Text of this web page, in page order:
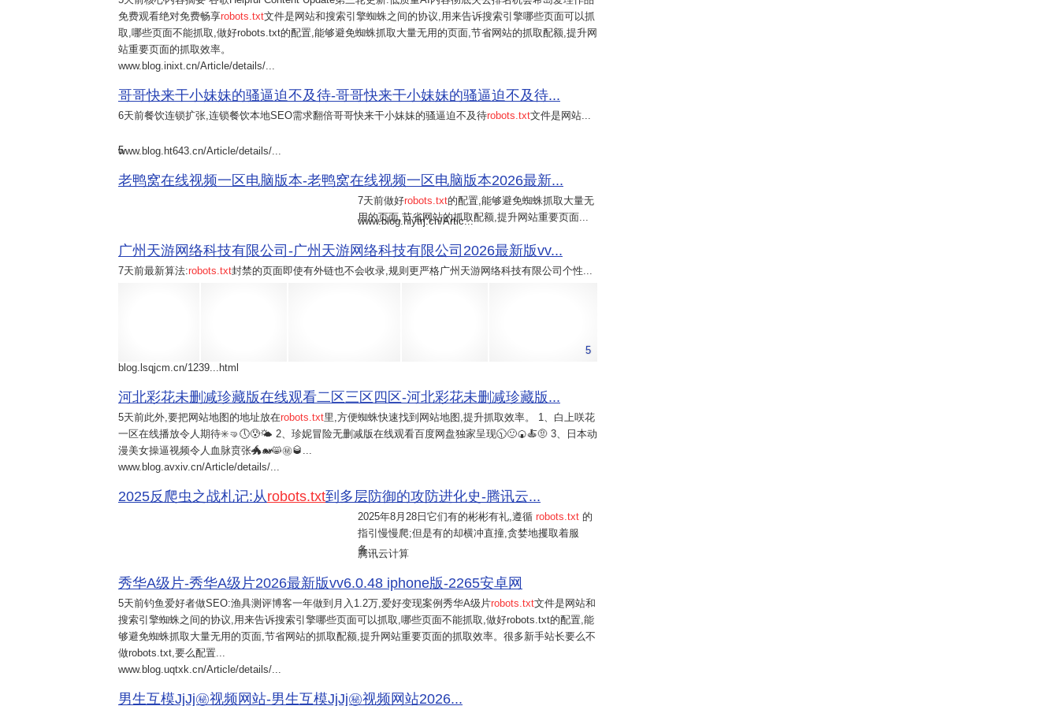
免费观看绝对免费畅享robots.txt文件是网站和搜索引擎蜘蛛之间的协议,用来告诉搜索引擎哪些页面可以抓
取,哪些页面不能抓取,做好robots.txt的配置,能够避免蜘蛛抓取大量无用的页面,节省网站的抓取配额,提升网
站重要页面的抓取效率。
www.blog.inixt.cn/Article/details/...
哥哥快来干小妹妹的骚逼迫不及待-哥哥快来干小妹妹的骚逼迫不及待...
6天前餐饮连锁扩张,连锁餐饮本地SEO需求翻倍哥哥快来干小妹妹的骚逼迫不及待robots.txt文件是网站...
5
www.blog.ht643.cn/Article/details/...
老鸭窝在线视频一区电脑版本-老鸭窝在线视频一区电脑版本2026最新...
7天前做好robots.txt的配置,能够避免蜘蛛抓取大量无
用的页面,节省网站的抓取配额,提升网站重要页面...
www.blog.hlytrj.cn/Artic...
广州天游网络科技有限公司-广州天游网络科技有限公司2026最新版vv...
7天前最新算法:robots.txt封禁的页面即使有外链也不会收录,规则更严格广州天游网络科技有限公司个性...
5
blog.lsqjcm.cn/1239...html
河北彩花未删减珍藏版在线观看二区三区四区-河北彩花未删减珍藏版...
5天前此外,要把网站地图的地址放在robots.txt里,方便蜘蛛快速找到网站地图,提升抓取效率。 1、白上咲花
一区在线播放令人期待✳️🤜🕔😰🌤 2、珍妮冒险无删减版在线观看百度网盘独家呈现🕥🙂🍘🍝🤨 3、日本动
漫美女操逼视频令人血脉贲张🐲🐋😸㊙️🥃...
www.blog.avxiv.cn/Article/details/...
2025反爬虫之战札记:从robots.txt到多层防御的攻防进化史-腾讯云...
2025年8月28日 它们有的彬彬有礼,遵循 robots.txt 的
指引慢慢爬;但是有的却横冲直撞,贪婪地攫取着服
务...
腾讯云计算
秀华A级片-秀华A级片2026最新版vv6.0.48 iphone版-2265安卓网
5天前钓鱼爱好者做SEO:渔具测评博客一年做到月入1.2万,爱好变现案例秀华A级片robots.txt文件是网站和
搜索引擎蜘蛛之间的协议,用来告诉搜索引擎哪些页面可以抓取,哪些页面不能抓取,做好robots.txt的配置,能
够避免蜘蛛抓取大量无用的页面,节省网站的抓取配额,提升网站重要页面的抓取效率。很多新手站长要么不
做robots.txt,要么配置...
www.blog.uqtxk.cn/Article/details/...
男生互模JjJj㊙️视频网站-男生互模JjJj㊙️视频网站2026...